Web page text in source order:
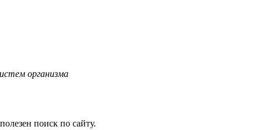
организма
поиск по сайту.